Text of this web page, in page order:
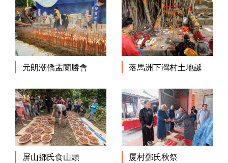
元朗潮僑盂蘭勝會 落馬洲下灣村土地誕
屏山鄧氏食山頭 厦村鄧氏秋祭